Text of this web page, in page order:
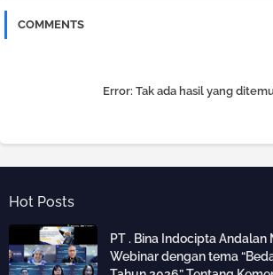
COMMENTS
Error: Tak ada hasil yang
Hot Posts
PT . Bina Indocipta
Webinar dengan tema